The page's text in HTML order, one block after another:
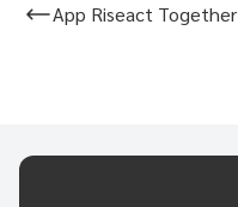
App Riseact Together